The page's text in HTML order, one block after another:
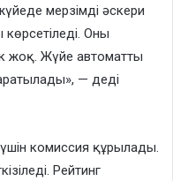
мерзімді әскери
Оны
жоқ. Жүйе автоматты
— деді
комиссия құрылады.
Рейтинг